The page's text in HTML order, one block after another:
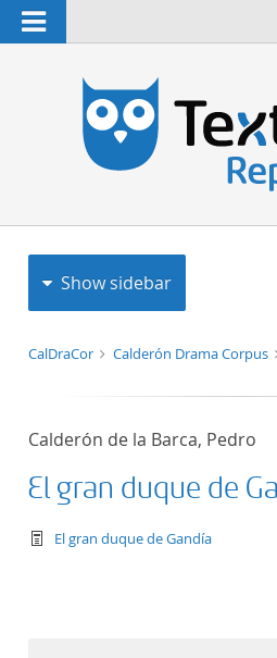
Navigation
Show sidebar
CalDraCor Calderón Drama Corpus
Calderón de la Barca, Pedro
El gran duque de
text/tg.work+xml
El gran duque de Gandía